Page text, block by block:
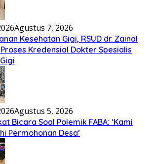
Agustus 7, 2026
Kesehatan Gigi, RSUD dr. Zainal
Kredensial Dokter Spesialis
Agustus 5, 2026
Bicara Soal Polemik FABA: ‘Kami
Permohonan Desa’